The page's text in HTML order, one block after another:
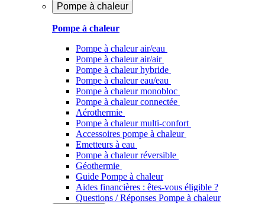
Pompe à chaleur
Pompe à chaleur
Pompe à chaleur air/eau
Pompe à chaleur air/air
Pompe à chaleur hybride
Pompe à chaleur​ eau/eau
Pompe à chaleur monobloc
Pompe à chaleur connectée
Aérothermie
Pompe à chaleur multi-confort
Accessoires pompe à chaleur
Emetteurs à eau
Pompe à chaleur réversible
Géothermie
Guide Pompe à chaleur
Aides financières : êtes-vous éligible ?
Questions / Réponses Pompe à chaleur